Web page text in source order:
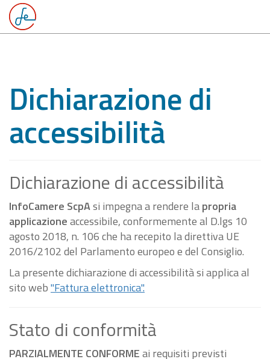
Dichiarazione di
accessibilità
Dichiarazione di accessibilità
InfoCamere ScpAsi impegna a rendere lapropria
applicazioneaccessibile, conformemente al D.lgs 10
agosto 2018, n. 106 che ha recepito la direttiva UE
2016/2102 del Parlamento europeo e del Consiglio.
La presente dichiarazione di accessibilità si applica al
sito web"Fattura elettronica".
Stato di conformità
PARZIALMENTE CONFORMEai requisiti previsti